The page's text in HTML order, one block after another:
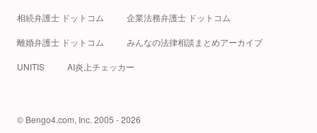
相続弁護士 ドットコム 企業法務弁護士 ドットコム
離婚弁護士 ドットコム みんなの法律相談まとめアーカイブ
UNITIS AI炎上チェッカー
© Bengo4.com, Inc. 2005 - 2026